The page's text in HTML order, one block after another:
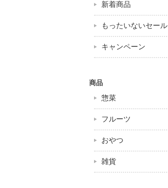
新着商品
もったいないセール
キャンペーン
商品
惣菜
フルーツ
おやつ
雑貨